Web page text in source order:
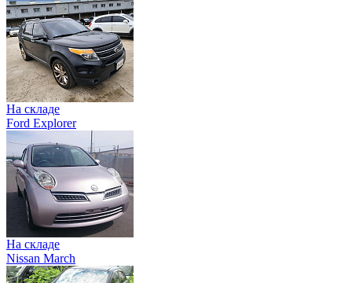
На складе
Ford Explorer
На складе
Nissan March